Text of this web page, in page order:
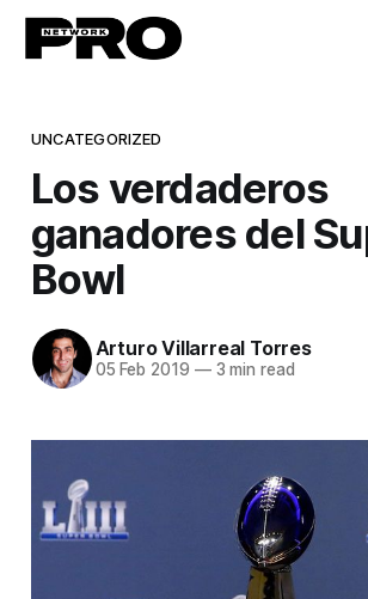
UNCATEGORIZED
Los verdaderos
ganadores del
Bowl
Arturo Villarreal Torres
05 Feb 2019 —3 min read